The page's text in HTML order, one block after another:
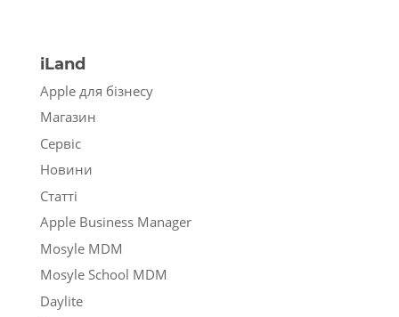
iLand
Apple для бізнесу
Магазин
Сервіс
Новини
Статті
Apple Business Manager
Mosyle MDM
Mosyle School MDM
Daylite